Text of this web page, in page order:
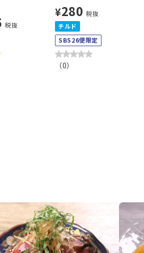
税抜
¥280 税抜
チルド
SBS26便限定
（0）